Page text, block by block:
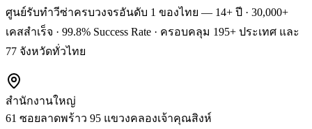
ศูนย์รับทำวีซ่าครบวงจรอันดับ 1 ของไทย — 14+ ปี · 30,000+
เคสสำเร็จ · 99.8% Success Rate · ครอบคลุม 195+ ประเทศ และ
77 จังหวัดทั่วไทย
สำนักงานใหญ่
61 ซอยลาดพร้าว 95 แขวงคลองเจ้าคุณสิงห์